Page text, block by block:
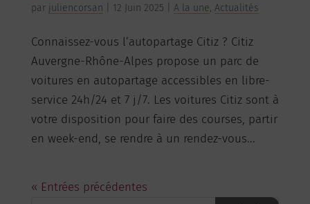
par juliencorsan 12 Juin 2025 A la une, Actualités
Connaissez-vous l’autopartage Citiz ? Citiz
Auvergne-Rhône-Alpes propose un parc de
voitures en autopartage accessibles en libre-
service 24h/24 et 7 j/7. Les voitures Citiz sont à
votre disposition pour faire des courses, partir
en week-end, se rendre à un rendez-vous...
« Entrées précédentes